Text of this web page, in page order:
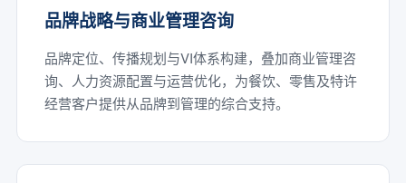
品牌战略与商业管理咨询
品牌定位、传播规划与VI体系构建，叠加商业管理咨
询、人力资源配置与运营优化，为餐饮、零售及特许
经营客户提供从品牌到管理的综合支持。